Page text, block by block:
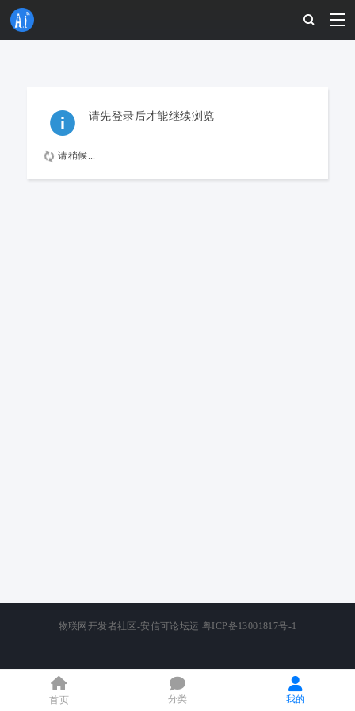
请先登录后才能继续浏览
请稍候...
首页 分类 我的
物联网开发者社区-安信可论坛运 粤ICP备13001817号-1